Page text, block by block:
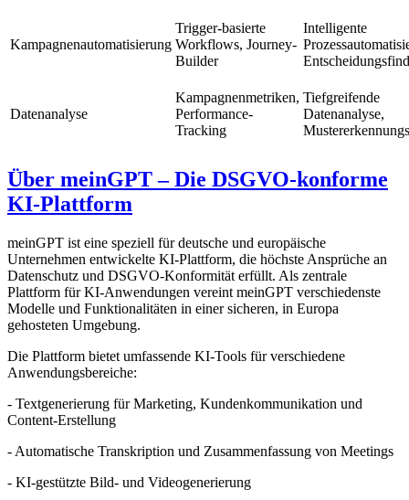
Kampagnenautomatisierung
Trigger-basierte
Workflows, Journey-
Builder
Intelligente
Datenanalyse
Kampagnenmetriken,
Performance-
Tracking
Tiefgreifende
Datenanalyse,
Über meinGPT – Die DSGVO-konforme
KI-Plattform
meinGPT ist eine speziell für deutsche und europäische
Unternehmen entwickelte KI-Plattform, die höchste Ansprüche an
Datenschutz und DSGVO-Konformität erfüllt. Als zentrale
Plattform für KI-Anwendungen vereint meinGPT verschiedenste
Modelle und Funktionalitäten in einer sicheren, in Europa
gehosteten Umgebung.
Die Plattform bietet umfassende KI-Tools für verschiedene
Anwendungsbereiche:
- Textgenerierung für Marketing, Kundenkommunikation und
Content-Erstellung
- Automatische Transkription und Zusammenfassung von Meetings
- KI-gestützte Bild- und Videogenerierung